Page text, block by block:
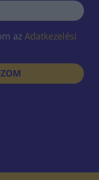
az Adatkezelési